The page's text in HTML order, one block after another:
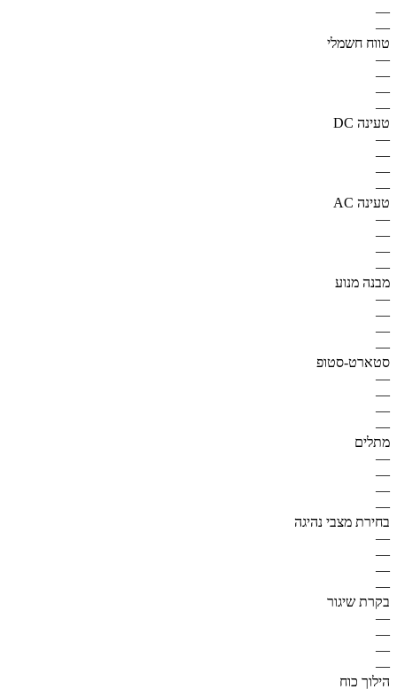
—
—
טווח חשמלי
—
—
—
—
טעינה DC
—
—
—
—
טעינה AC
—
—
—
—
מבנה מנוע
—
—
—
—
סטארט-סטופ
—
—
—
—
מתלים
—
—
—
—
בחירת מצבי נהיגה
—
—
—
—
בקרת שיגור
—
—
—
—
הילוך כוח